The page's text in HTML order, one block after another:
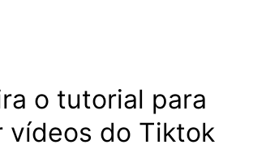
o tutorial para
vídeos do Tiktok